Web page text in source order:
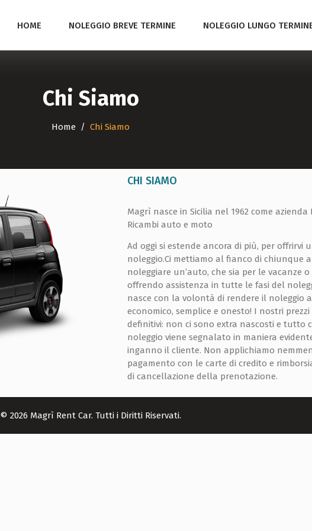
HOME NOLEGGIO BREVE TERMINE NOLEGGIO LUNGO
Chi Siamo
Home Chi Siamo
CHI SIAMO
Magrì nasce in Sicilia nel 1962 come
Ricambi auto e moto
Ad oggi si estende ancora di più, per offrirvi
noleggio.Ci mettiamo al fianco di chiunque
noleggiare un’auto, che sia per le vacanze
offrendo assistenza in tutte le fasi del
nasce con la volontà di rendere il noleggio
economico, semplice e onesto! I nostri
definitivi: non ci sono extra nascosti e tutto
noleggio viene segnalato in maniera
inganno il cliente. Non applichiamo
pagamento con le carte di credito e
di cancellazione della prenotazione.
© 2026 Magrì Rent Car. Tutti i Diritti Riservati.